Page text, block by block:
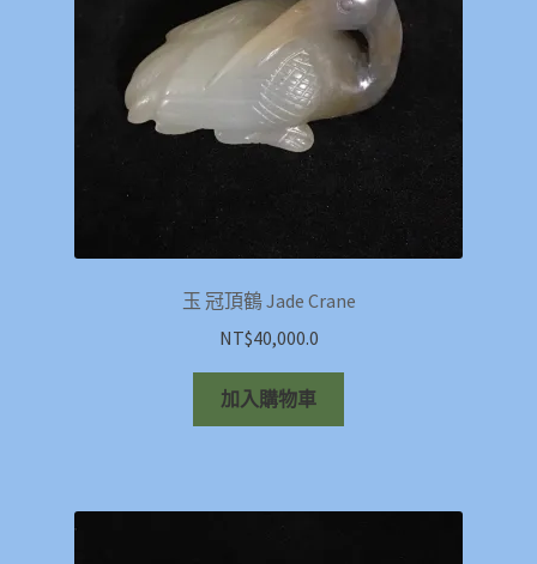
玉 冠頂鶴 Jade Crane
NT$40,000.0
加入購物車